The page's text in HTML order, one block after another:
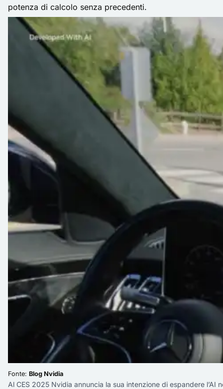
potenza di calcolo senza precedenti.
Fonte: Blog Nvidia
Al CES 2025 Nvidia annuncia la sua intenzione di espandere l’AI